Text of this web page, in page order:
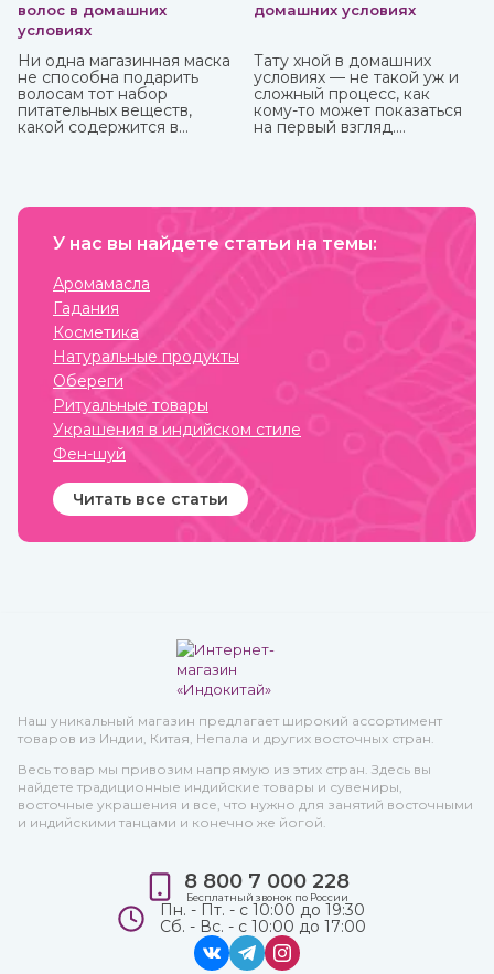
волос в домашних
условиях
Ни одна магазинная маска
не способна подарить
волосам тот набор
питательных веществ,
какой содержится в
напитают, увлажнят и
домашних условиях
Тату хной в домашних
условиях — не такой уж и
сложный процесс, как
кому-то может показаться
на первый взгляд.
модного, стильного и
тату хной, вы можете узнать
У нас вы найдете статьи на темы:
Аромамасла
Гадания
Косметика
Натуральные продукты
Обереги
Ритуальные товары
Украшения в индийском стиле
Фен-шуй
Читать все статьи
Наш уникальный магазин предлагает широкий ассортимент
товаров из Индии, Китая, Непала и других восточных стран.
Весь товар мы привозим напрямую из этих стран. Здесь вы
найдете традиционные индийские товары и сувениры,
восточные украшения и все, что нужно для занятий восточными
и индийскими танцами и конечно же йогой.
8 800 7 000 228
Бесплатный звонок по России
Пн. - Пт. - с 10:00 до 19:30
Сб. - Вс. - с 10:00 до 17:00